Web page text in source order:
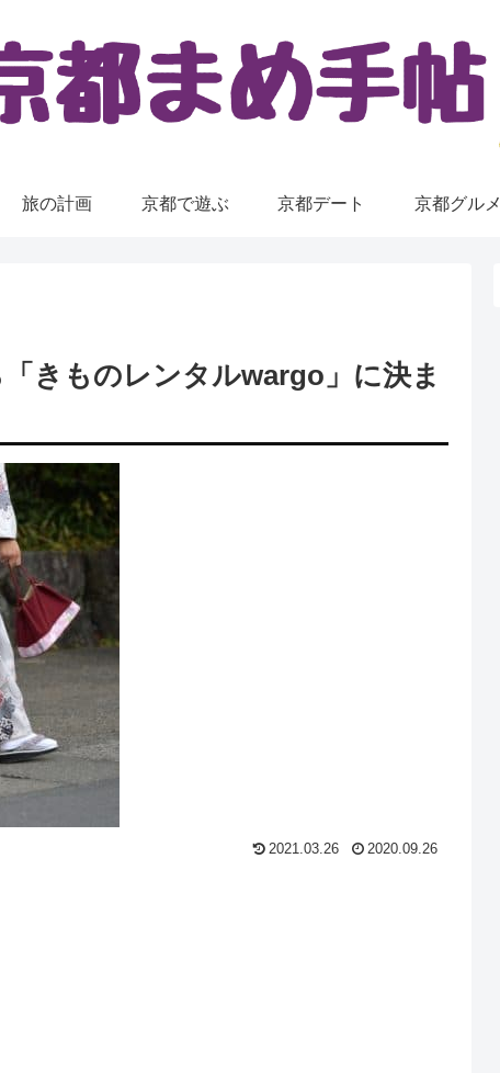
旅の計画 京都で遊ぶ 京都デート 京都グルメ
きものレンタルwargo」に決ま
2021.03.26 2020.09.26